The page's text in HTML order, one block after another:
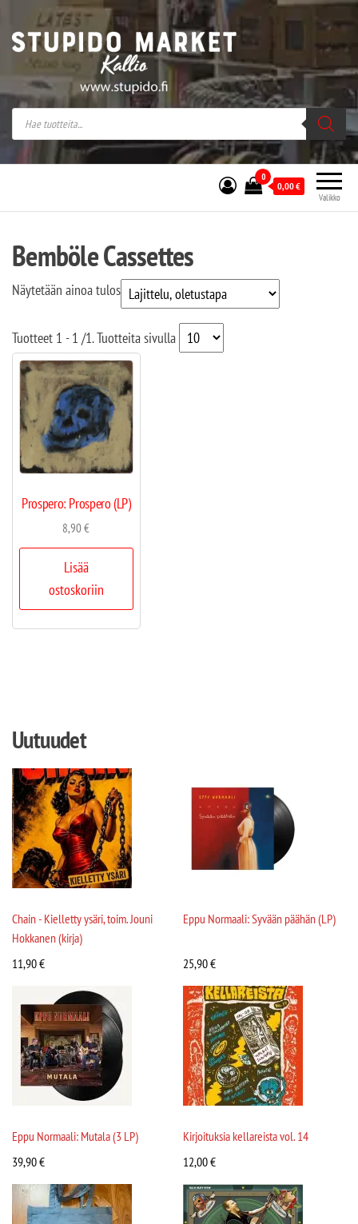
Stupido Market – verkossa ja kivijalassa
Stupido Market on vaihtoehtomusaan
erikoistunut verkko- sekä
kivijalkakauppa Helsingissä Kallion
sydämessä.
Valikko
0
0,00€
Bemböle Cassettes
Näytetään ainoa tulos
Tuotteet 1 - 1 /1. Tuotteita sivulla
Prospero: Prospero (LP)
8,90€
Lisää
ostoskoriin
Uutuudet
Chain - Kielletty ysäri, toim. Jouni
Hokkanen (kirja)
11,90€
Eppu Normaali: Syvään päähän (LP)
25,90€
Eppu Normaali: Mutala (3 LP)
39,90€
Kirjoituksia kellareista vol. 14
12,00€